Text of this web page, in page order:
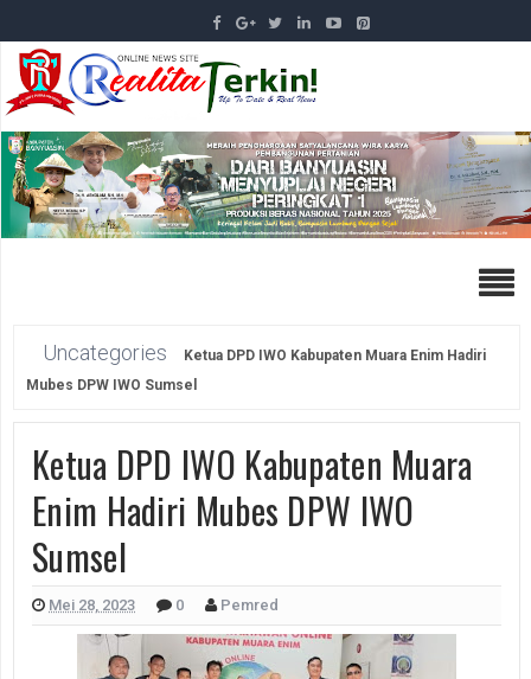
Uncategories
Ketua DPD IWO Kabupaten Muara Enim Hadiri
Mubes DPW IWO Sumsel
Ketua DPD IWO Kabupaten Muara
Enim Hadiri Mubes DPW IWO
Sumsel
Mei 28, 2023 0 Pemred